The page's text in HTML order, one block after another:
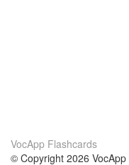
VocApp Flashcards
© Copyright 2026 VocApp